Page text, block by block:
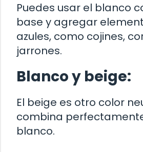
Puedes usar el blanco
base y agregar
azules, como cojines,
jarrones.
Blanco y beige:
El beige es otro color
combina
blanco.